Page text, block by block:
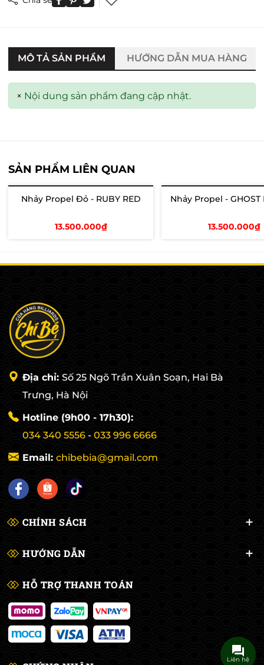
MÔ TẢ SẢN PHẨM HƯỚNG DẪN MUA HÀNG
× Nội dung sản phẩm đang cập nhật.
SẢN PHẨM LIÊN QUAN
Hết hàng
Nhảy Propel Đỏ - RUBY RED
13.500.000₫
Hết hàng
Nhảy Propel - GHOST
13.500.000₫
Địa chỉ: Số 25 Ngõ Trần Xuân Soạn, Hai Bà
Trưng, Hà Nội
Hotline (9h00 - 17h30):
034 340 5556 - 033 996 6666
Email: chibebia@gmail.com
CHÍNH SÁCH
HƯỚNG DẪN
HỖ TRỢ THANH TOÁN
Liên hệ